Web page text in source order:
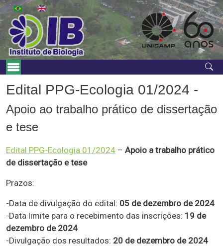
Pular para o conteúdo principal
Navegação principal
Edital PPG-Ecologia 01/2024 -
Apoio ao trabalho prático de dissertação
e tese
Edital PPG-Ecologia 01/2024 – Apoio a trabalho prático
de dissertação e tese
Prazos:
-Data de divulgação do edital: 05 de dezembro de 2024
-Data limite para o recebimento das inscrições: 19 de
dezembro de 2024
-Divulgação dos resultados: 20 de dezembro de 2024